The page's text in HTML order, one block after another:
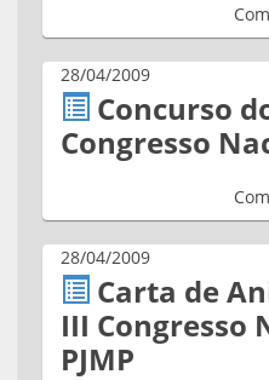
28/04/2009
Concurso
Congresso
28/04/2009
Carta de
III Congresso
PJMP